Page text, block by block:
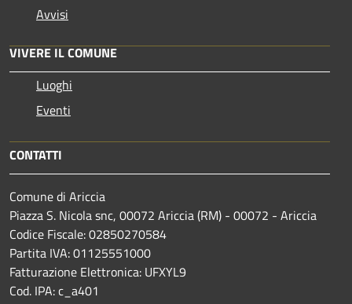
Avvisi
VIVERE IL COMUNE
Luoghi
Eventi
CONTATTI
Comune di Ariccia
Piazza S. Nicola snc, 00072 Ariccia (RM) - 00072 - Ariccia
Codice Fiscale: 02850270584
Partita IVA: 01125551000
Fatturazione Elettronica: UFXYL9
Cod. IPA: c_a401